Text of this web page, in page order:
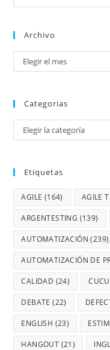
Archivo
Elegir el mes
Categorias
Elegir la categoría
Etiquetas
AGILE (164) AGILE
ARGENTESTING (139)
AUTOMATIZACIÓN (239)
AUTOMATIZACIÓN DE
CALIDAD (24)
DEBATE (22)
ENGLISH (23)
HANGOUT (21)